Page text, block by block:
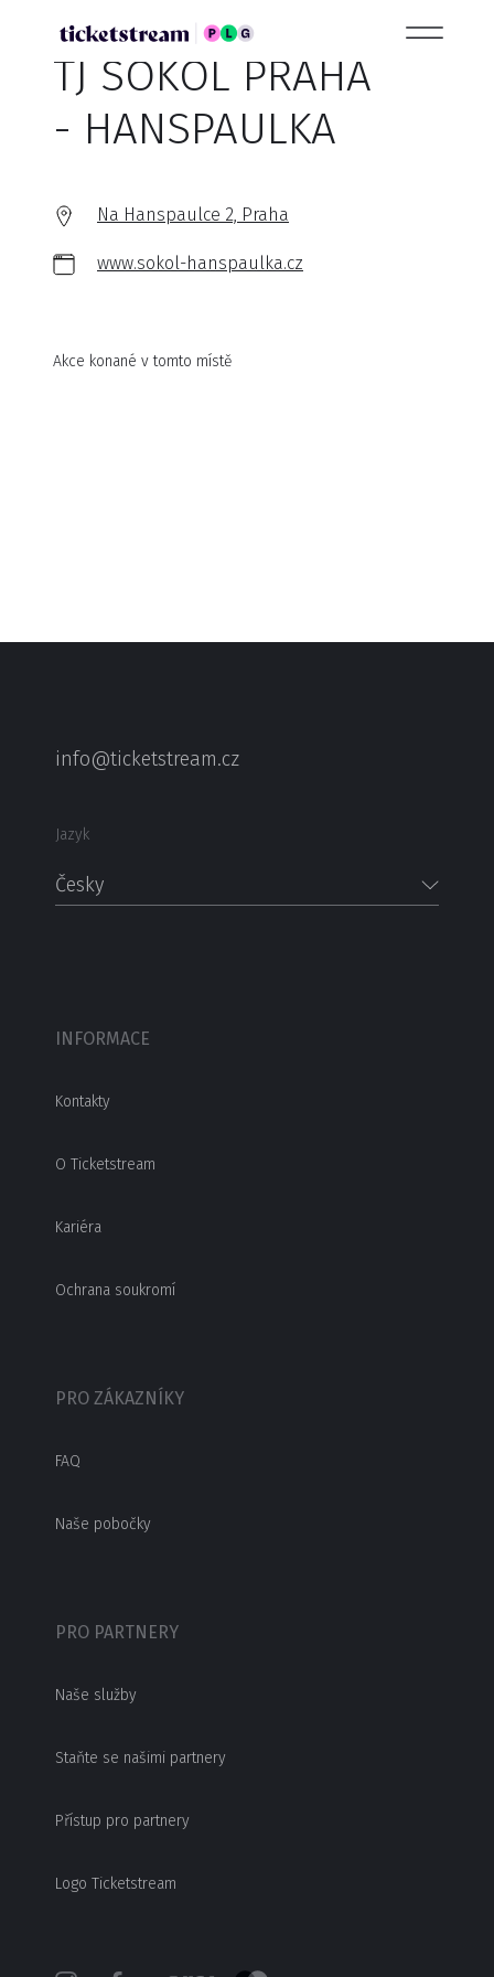
TJ SOKOL PRAHA
- HANSPAULKA
Na Hanspaulce 2, Praha
www.sokol-hanspaulka.cz
Akce konané v tomto místě
info@ticketstream.cz
Jazyk
Česky
INFORMACE
Kontakty
O Ticketstream
Kariéra
Ochrana soukromí
PRO ZÁKAZNÍKY
FAQ
Naše pobočky
PRO PARTNERY
Naše služby
Staňte se našimi partnery
Přístup pro partnery
Logo Ticketstream